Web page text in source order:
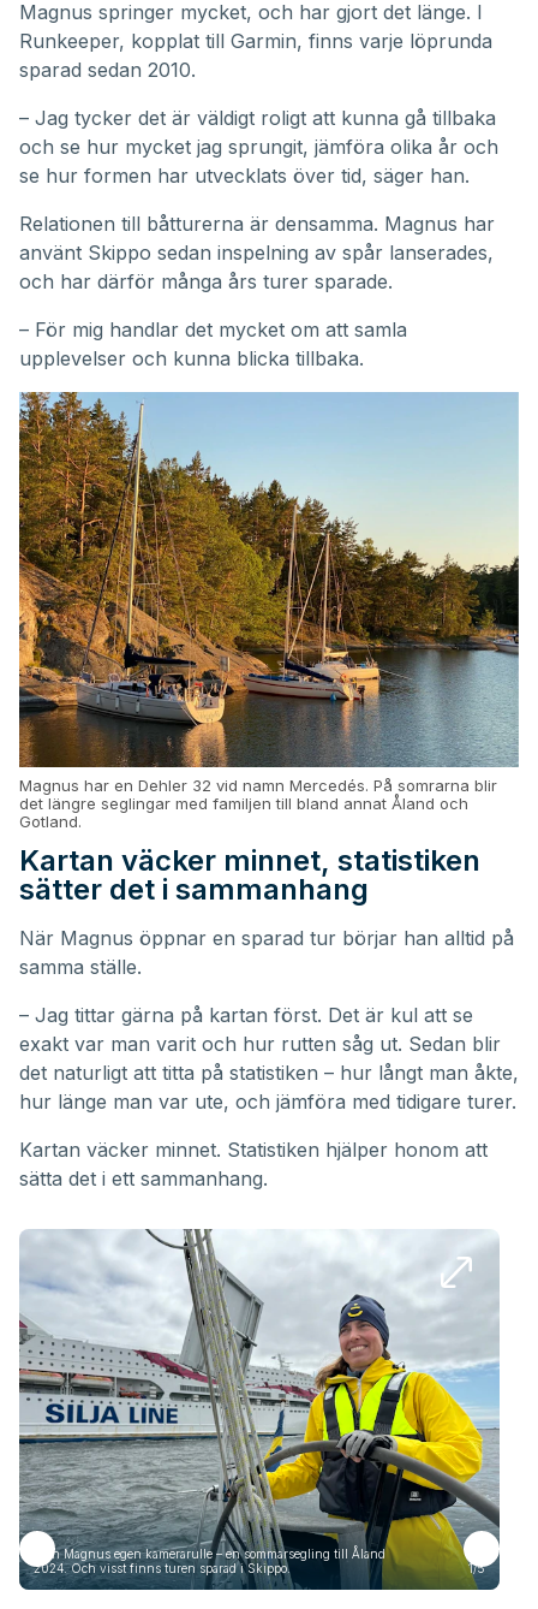
Magnus springer mycket, och har gjort det länge. I
Runkeeper, kopplat till Garmin, finns varje löprunda
sparad sedan 2010.
– Jag tycker det är väldigt roligt att kunna gå tillbaka
och se hur mycket jag sprungit, jämföra olika år och
se hur formen har utvecklats över tid, säger han.
Relationen till båtturerna är densamma. Magnus har
använt Skippo sedan inspelning av spår lanserades,
och har därför många års turer sparade.
– För mig handlar det mycket om att samla
upplevelser och kunna blicka tillbaka.
Magnus har en Dehler 32 vid namn Mercedés. På somrarna blir
det längre seglingar med familjen till bland annat Åland och
Gotland.
Kartan väcker minnet, statistiken
sätter det i sammanhang
När Magnus öppnar en sparad tur börjar han alltid på
samma ställe.
– Jag tittar gärna på kartan först. Det är kul att se
exakt var man varit och hur rutten såg ut. Sedan blir
det naturligt att titta på statistiken – hur långt man åkte,
hur länge man var ute, och jämföra med tidigare turer.
Kartan väcker minnet. Statistiken hjälper honom att
sätta det i ett sammanhang.
Från Magnus egen kamerarulle – en sommarsegling till Åland
2024. Och visst finns turen sparad i Skippo.
1/5